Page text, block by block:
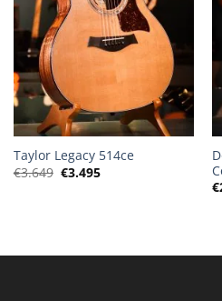
Taylor Legacy 514ce
€3.649 Oorspronkelijke
prijs
€3.495Huidige
prijs
€